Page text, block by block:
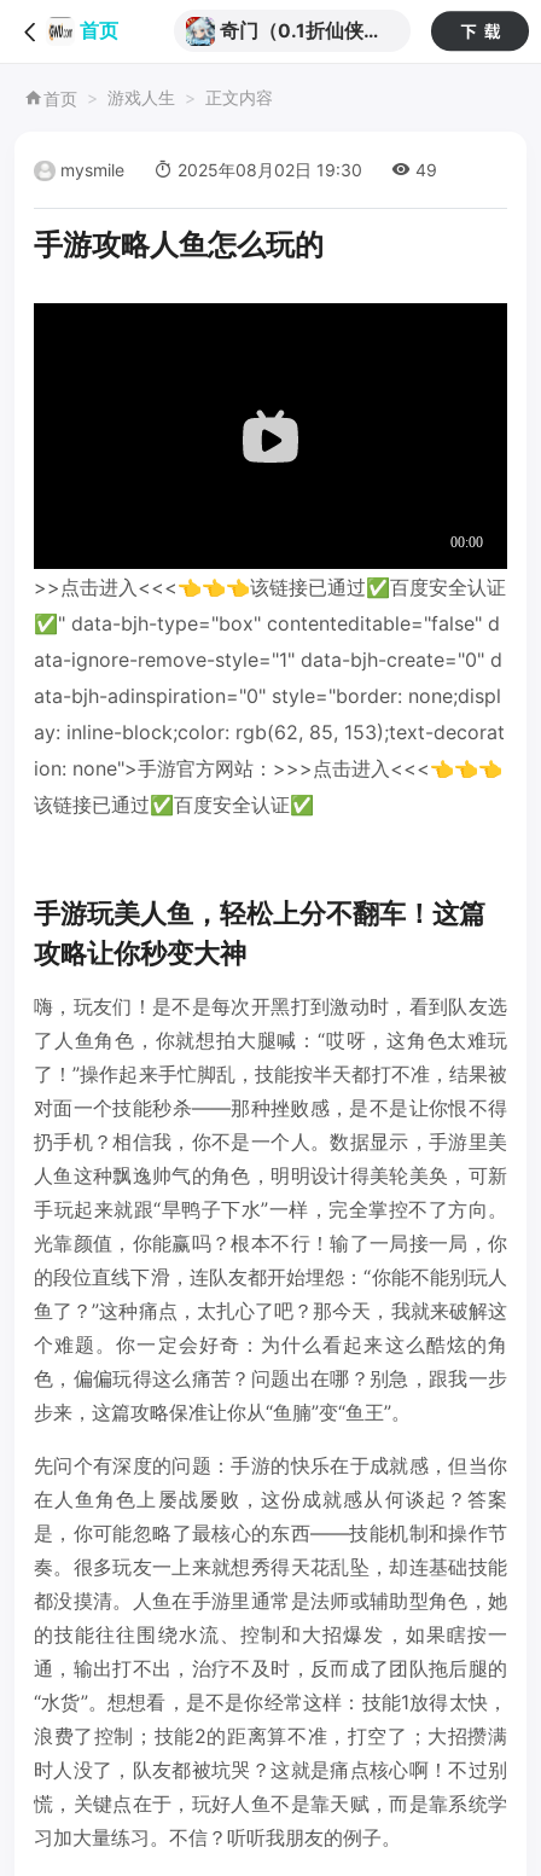
首页
奇门（0.1折仙侠不
首页 游戏人生 正文内容
mysmile 2025年08月02日 19:30 49
手游攻略人鱼怎么玩的
>>点击进入<<<👈👈👈该链接已通过✅百度安全认证
✅" data-bjh-type="box" contenteditable="false" d
ata-ignore-remove-style="1" data-bjh-create="0" d
ata-bjh-adinspiration="0" style="border: none;displ
ay: inline-block;color: rgb(62, 85, 153);text-decorat
ion: none">手游官方网站：>>>点击进入<<<👈👈👈
该链接已通过✅百度安全认证✅
手游玩美人鱼，轻松上分不翻车！这篇
攻略让你秒变大神
嗨，玩友们！是不是每次开黑打到激动时，看到队友选
了人鱼角色，你就想拍大腿喊：“哎呀，这角色太难玩
了！”操作起来手忙脚乱，技能按半天都打不准，结果被
对面一个技能秒杀——那种挫败感，是不是让你恨不得
扔手机？相信我，你不是一个人。数据显示，手游里美
人鱼这种飘逸帅气的角色，明明设计得美轮美奂，可新
手玩起来就跟“旱鸭子下水”一样，完全掌控不了方向。
光靠颜值，你能赢吗？根本不行！输了一局接一局，你
的段位直线下滑，连队友都开始埋怨：“你能不能别玩人
鱼了？”这种痛点，太扎心了吧？那今天，我就来破解这
个难题。你一定会好奇：为什么看起来这么酷炫的角
色，偏偏玩得这么痛苦？问题出在哪？别急，跟我一步
步来，这篇攻略保准让你从“鱼腩”变“鱼王”。
先问个有深度的问题：手游的快乐在于成就感，但当你
在人鱼角色上屡战屡败，这份成就感从何谈起？答案
是，你可能忽略了最核心的东西——技能机制和操作节
奏。很多玩友一上来就想秀得天花乱坠，却连基础技能
都没摸清。人鱼在手游里通常是法师或辅助型角色，她
的技能往往围绕水流、控制和大招爆发，如果瞎按一
通，输出打不出，治疗不及时，反而成了团队拖后腿的
“水货”。想想看，是不是你经常这样：技能1放得太快，
浪费了控制；技能2的距离算不准，打空了；大招攒满
时人没了，队友都被坑哭？这就是痛点核心啊！不过别
慌，关键点在于，玩好人鱼不是靠天赋，而是靠系统学
习加大量练习。不信？听听我朋友的例子。